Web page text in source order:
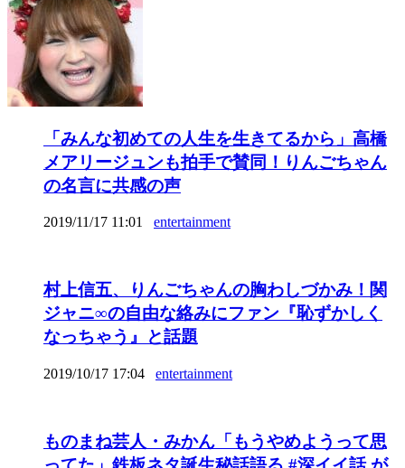
「みんな初めての人生を生きてるから」高橋
メアリージュンも拍手で賛同！りんごちゃん
の名言に共感の声
2019/11/17 11:01 entertainment
村上信五、りんごちゃんの胸わしづかみ！関
ジャニ∞の自由な絡みにファン『恥ずかしく
なっちゃう』と話題
2019/10/17 17:04 entertainment
ものまね芸人・みかん「もうやめようって思